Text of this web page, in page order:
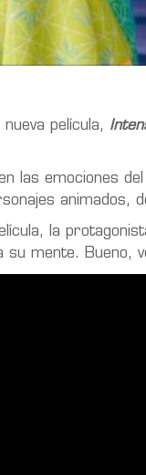
película,
las emociones
animados,
la
su mente. Bueno,